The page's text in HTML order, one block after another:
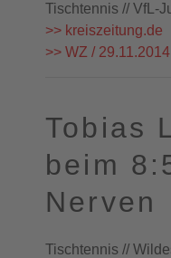
Tischtennis // VfL-
>> kreiszeitung.de
>> WZ / 29.11.2014
Tobias
beim
Nerven
Tischtennis //